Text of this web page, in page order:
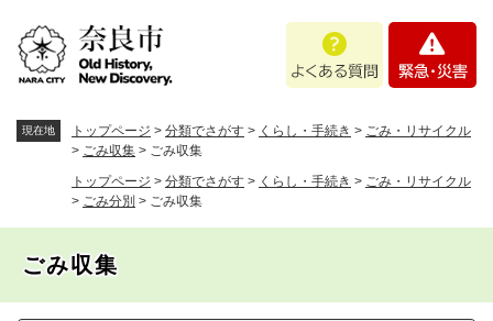
あ
問
・
現在地 トップページ > 分類でさがす > くらし・手続き > ごみ・リサイクル
> ごみ収集 > ごみ収集
トップページ > 分類でさがす > くらし・手続き > ごみ・リサイクル
> ごみ分別 > ごみ収集
ごみ収集